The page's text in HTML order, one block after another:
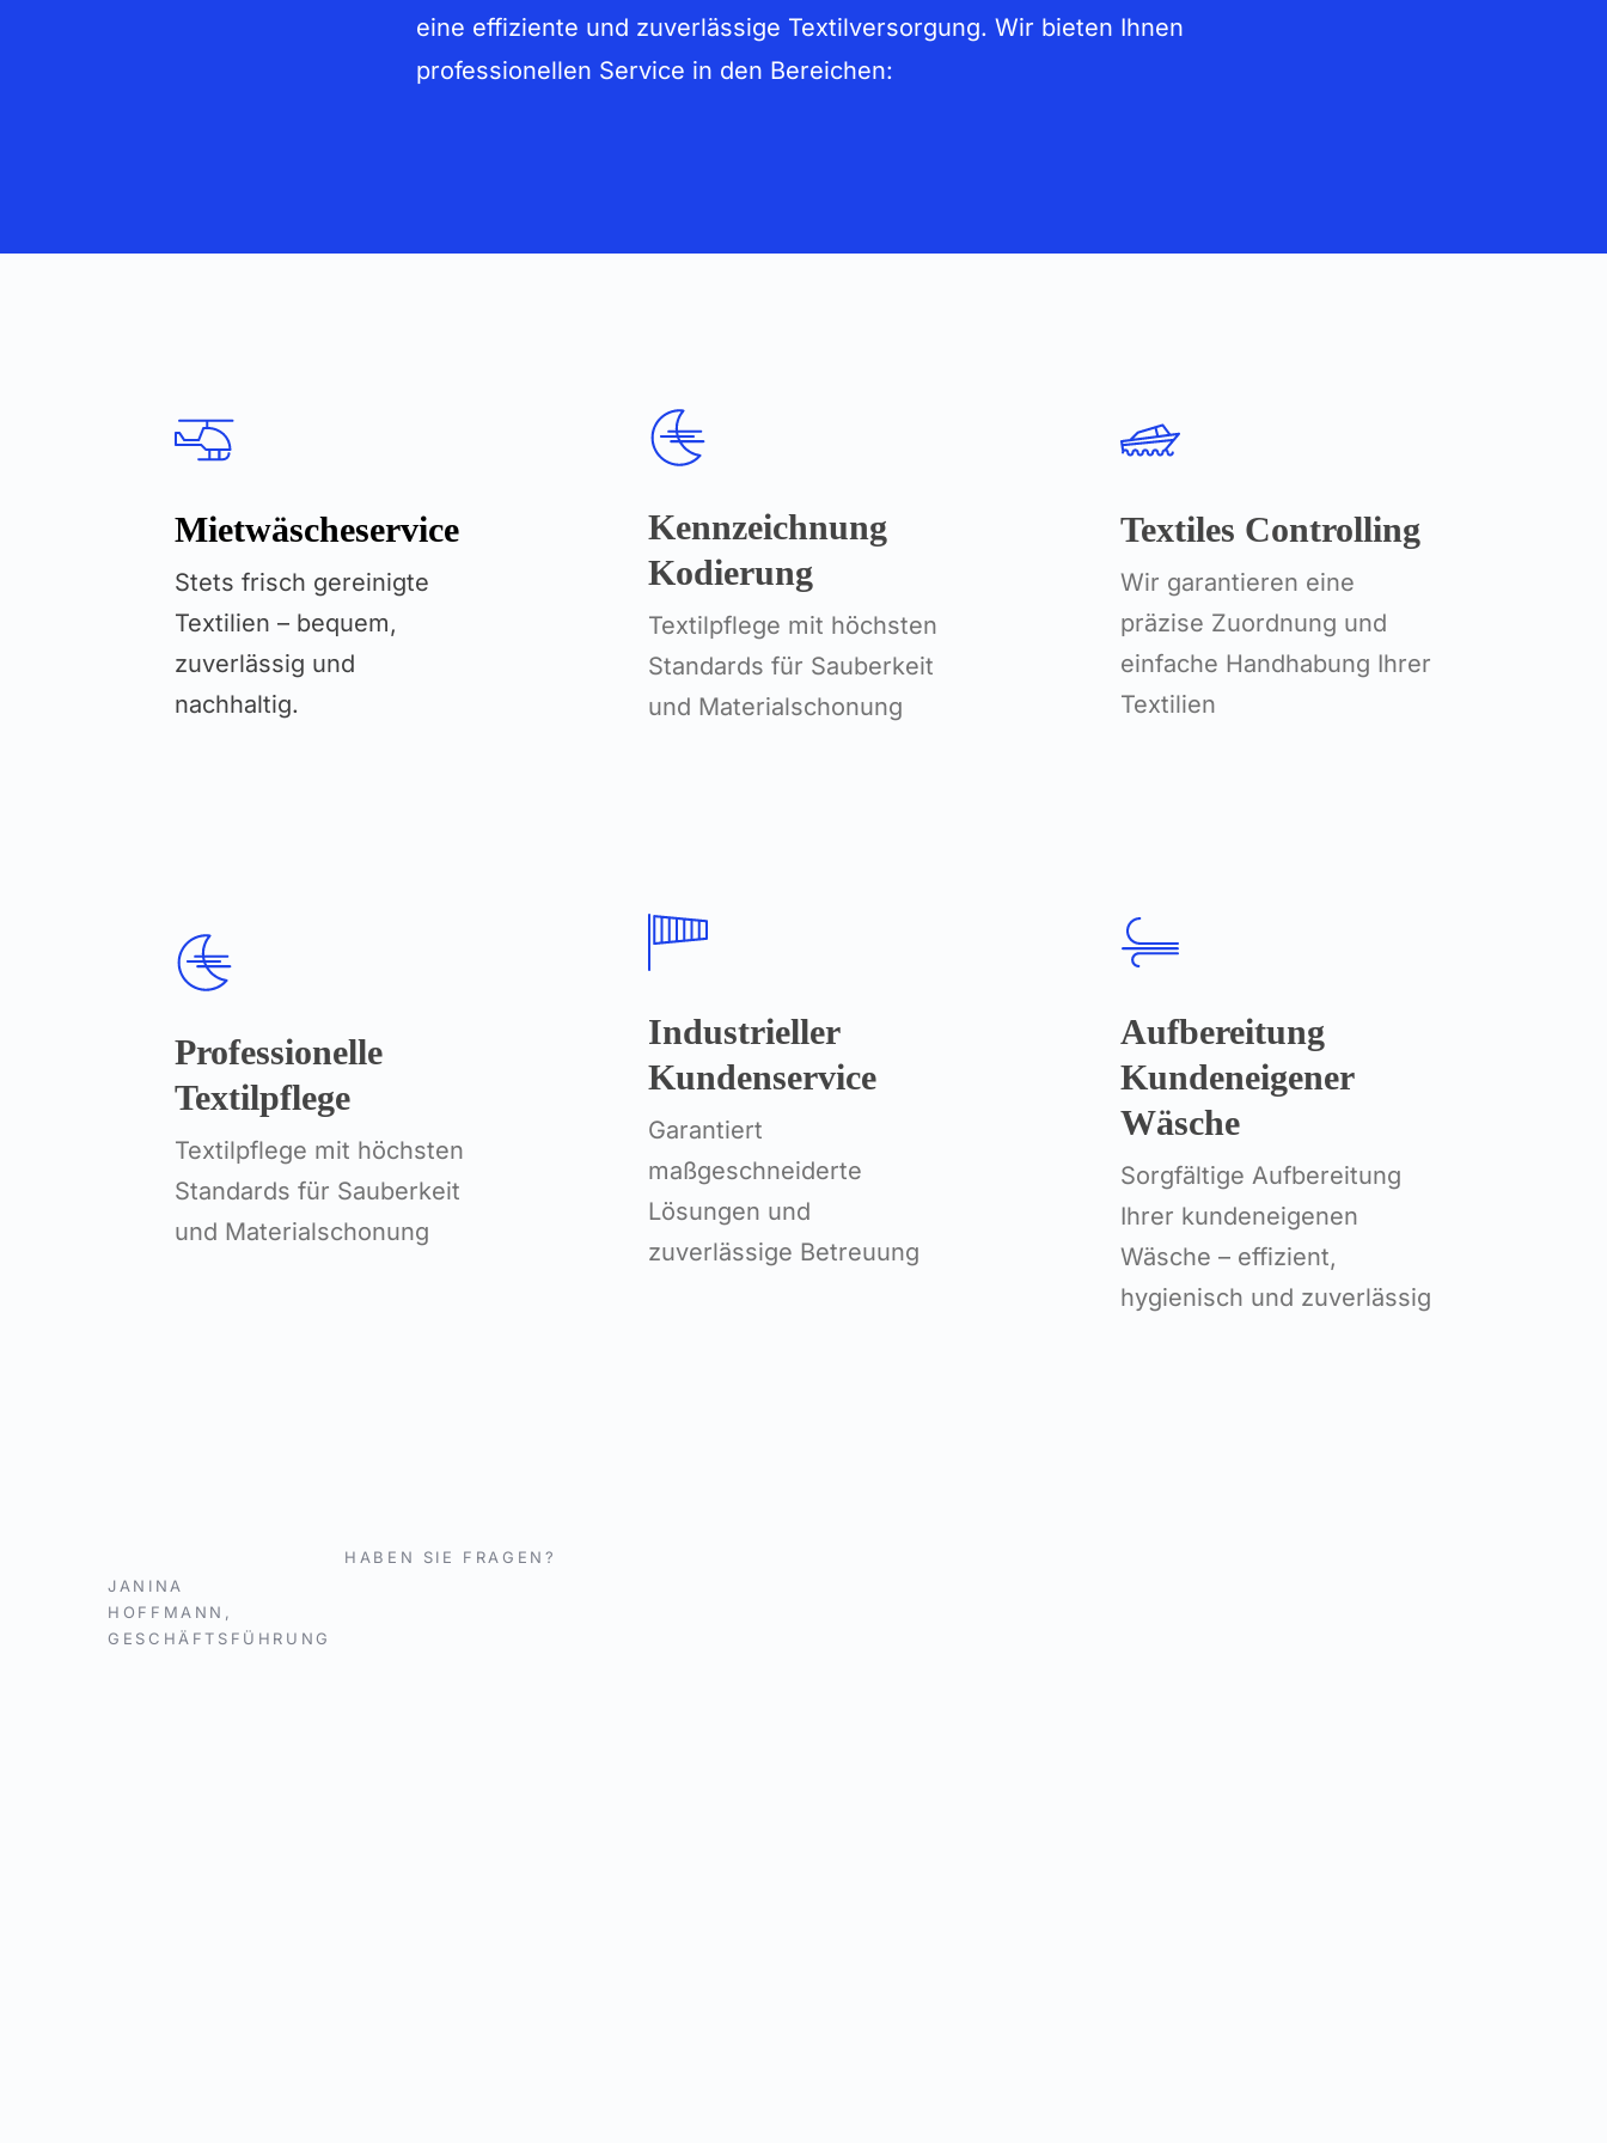
eine effiziente und zuverlässige Textilversorgung. Wir bieten Ihnen
professionellen Service in den Bereichen:
Mietwäscheservice
Stets frisch gereinigte
Textilien – bequem,
zuverlässig und
nachhaltig.
Kennzeichnung
Kodierung
Textilpflege mit höchsten
Standards für Sauberkeit
und Materialschonung
Textiles Controlling
Wir garantieren eine
präzise Zuordnung und
einfache Handhabung Ihrer
Textilien
Professionelle
Textilpflege
Textilpflege mit höchsten
Standards für Sauberkeit
und Materialschonung
Industrieller
Kundenservice
Garantiert
maßgeschneiderte
Lösungen und
zuverlässige Betreuung
Aufbereitung
Kundeneigener
Wäsche
Sorgfältige Aufbereitung
Ihrer kundeneigenen
Wäsche – effizient,
hygienisch und zuverlässig
JANINA
HOFFMANN,
GESCHÄFTSFÜHRUNG
HABEN SIE FRAGEN?